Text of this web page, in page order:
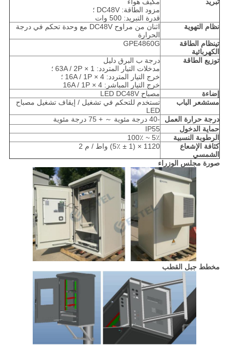
مزود الطاقة: DC48V ؛
قدرة التبريد: 500 وات
نظام التهوية
اثنان من مراوح DC48V مع وحدة تحكم في درجة
الحرارة
تينظام الطاقة
الكهربائية
GPE4860G
توزيع الطاقة
درجة ب البرق دليل
مدخلات التيار المتردد: 63A / 2P × 1 ؛
خرج التيار المتردد: 16A / 1P × 4 ؛
خرج التيار المباشر: 16A / 1P × 4
إضاءة
مصباح LED DC48V
مستشعر الباب
تستخدم للتحكم في تشغيل / إيقاف تشغيل مصباح
LED
درجة حرارة العمل
-40 درجة مئوية ～ + 75 درجة مئوية
حماية الدخول
IP55
الرطوبة النسبية
5٪ ~ 100٪
كثافة الإشعاع
الشمسي
1120 × (1 ± 5٪) واط / م 2
صورة مجلس الوزراء
مخطط جبل القطب